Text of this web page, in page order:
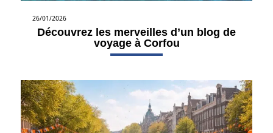
26/01/2026
Découvrez les merveilles d’un blog de
voyage à Corfou